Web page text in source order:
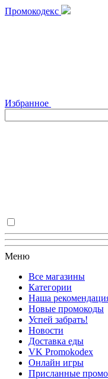
Промокодекс
Избранное
Меню
Все магазины
Категории
Наша
Новые промокоды
Успей забрать!
Новости
Доставка еды
VK Promokodex
Онлайн игры
Присланные